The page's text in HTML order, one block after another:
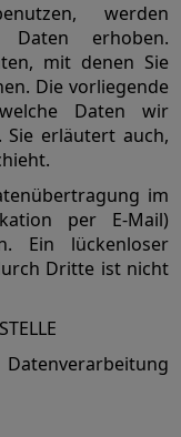
werden
Daten erhoben.
mit denen Sie
Die vorliegende
Daten wir
erläutert auch,
im
per E-Mail)
Ein lückenloser
Dritte ist nicht